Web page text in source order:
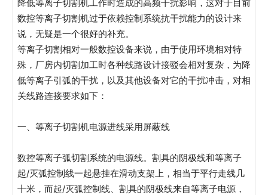
降低等离子切割机工作时造成的高频干扰影响，这对于目前
数控等离子切割机过于依赖控制系统抗干扰能力的设计来
说，无疑是一个很好的补充。
等离子切割相对一般数控设备来说，由于使用环境相对特
殊，厂房内切割加工时各种线路设计接驳会相对复杂，为降
低等离子引弧的干扰，以及其他设备对它的干扰冲击，对相
关线路连接要求如下：
一、等离子切割机电源进线采用屏蔽线
数控等离子弧切割系统的电源线。割具的阴极线和等离子
起/灭弧控制线一起悬挂在滑动支架上，相当于平行走线几
十米，而起/灭弧控制线、割具的阴极线来自等离子电源，